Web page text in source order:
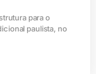
para o
paulista, no